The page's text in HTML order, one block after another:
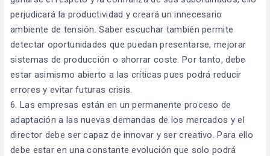
perjudicará la productividad y creará un innecesario
ambiente de tensión. Saber escuchar también permite
detectar oportunidades que puedan presentarse, mejorar
sistemas de producción o ahorrar coste. Por tanto, debe
estar asimismo abierto a las críticas pues podrá reducir
errores y evitar futuras crisis.
6. Las empresas están en un permanente proceso de
adaptación a las nuevas demandas de los mercados y el
director debe ser capaz de innovar y ser creativo. Para ello
debe estar en una constante evolución que solo podrá